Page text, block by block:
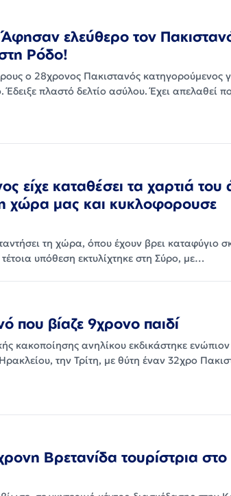
ελεύθερο τον
Ρόδο!
ο 28χρονος Πακιστανός κατηγορούμενος
πλαστό δελτίο ασύλου. Έχει απελαθεί
είχε καταθέσει τα χαρτιά του
χώρα μας και κυκλοφορουσε
τη χώρα, όπου έχουν βρει καταφύγιο
υπόθεση εκτυλίχτηκε στη Σύρο, με…
που βίαζε 9χρονο παιδί
κακοποίησης ανηλίκου εκδικάστηκε ενώπιον
την Τρίτη, με θύτη έναν 32χρο
Βρετανίδα τουρίστρια στο